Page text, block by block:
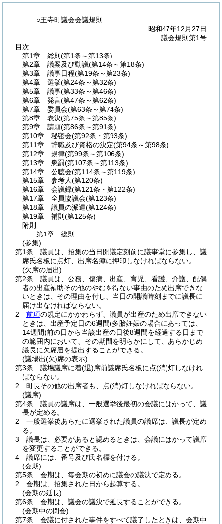
○王寺町議会会議規則
昭和47年12月27日
議会規則第1号
目次
第1章
総則 (第1条～第13条)
第2章
議案及び動議(第14条～第18条)
第3章
議事日程(第19条～第23条)
第4章
選挙(第24条～第32条)
第5章
議事(第33条～第46条)
第6章
発言(第47条～第62条)
第7章
委員会(第63条～第74条)
第8章
表決(第75条～第85条)
第9章
請願(第86条～第91条)
第10章
秘密会(第92条・第93条)
第11章
辞職及び資格の決定(第94条～第98条)
第12章
規律(第99条～第106条)
第13章
懲罰(第107条～第113条)
第14章
公聴会(第114条～第119条)
第15章
参考人(第120条)
第16章
会議録(第121条・第122条)
第17章
全員協議会(第123条)
第18章
議員の派遣(第124条)
第19章
補則 (第125条)
附則
第1章
総則
(参集)
第1条
議員は、招集の当日開議定刻前に議事堂に参集し、議
席氏名板に点灯、出席名簿に押印しなければならない。
(欠席の届出)
第2条
議員は、公務、傷病、出産、育児、看護、介護、配偶
者の出産補助その他のやむを得ない事由のため出席できな
いときは、その理由を付し、当日の開議時刻までに議長に
届け出なければならない。
2
前項の規定にかかわらず、議員が出産のため出席できない
ときは、出産予定日の6週間(多胎妊娠の場合にあっては、
14週間)前の日から当該出産の日後8週間を経過する日まで
の範囲内において、その期間を明らかにして、あらかじめ
議長に欠席届を提出することができる。
(議場出(欠)席の表示)
第3条
議場議席に着(退)席前議席氏名板に点(消)灯しなけれ
ばならない。
2
町長その他の出席者も、点(消)灯しなければならない。
(議席)
第4条
議員の議席は、一般選挙後最初の会議にはかって、議
長が定める。
2
一般選挙後あらたに選挙された議員の議席は、議長が定め
る。
3
議長は、必要があると認めるときは、会議にはかって議席
を変更することができる。
4
議席には、番号及び氏名標を付ける。
(会期)
第5条
会期は、毎会期の初めに議会の議決で定める。
2
会期は、招集された日から起算する。
(会期の延長)
第6条
会期は、議会の議決で延長することができる。
(会期中の閉会)
第7条
会議に付された事件をすべて議了したときは、会期中